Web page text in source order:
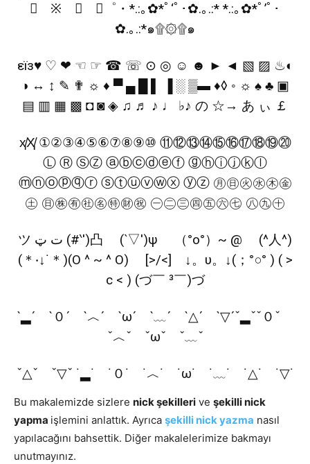
╲ ※ ☆ ★゜・*.:｡✿*ﾟ‘ﾟ･✿.｡.:* *.:｡✿*ﾟ’ﾟ･
✿.｡.:*๑۩۞۩๑
εїз♥ ♡ ❤ ☜ ☞ ☎ ☏ ⊙ ◎ ☺ ☻ ► ◄ ▧ ▨ ♨◐
◑ ↔ ↕ ✎ ✟ ☼ ♦ ▀ ▄ █ ▌ ▐ ░ ▒▬ ♦◊ ◦ ☼ ♠ ♣ ▣
▤ ▥ ▦ ▩ ◘ ◙ ◈ ♫ ♬ ♪ ♩ ♭♪ の ☆→ あ ぃ ￡
ҳ̸Ҳ̸ҳ ①②③④⑤⑥⑦⑧⑨⑩ ⑪⑫⑬⑭⑮⑯⑰⑱⑲⑳
Ⓛ Ⓡ ⓈⓏ ⓐⓑⓒⓓⓔⓕ ⓖⓗⓘⓙⓚⓛ
ⓜⓝⓞⓟⓠⓡ ⓢⓣⓤⓥⓦⓧ ⓨⓩ ㊊㊐㊋㊌㊍㊎
㊏ ㊐㊑㊒㊓㊔㊕㊖㊗ ㊀㊁㊂㊃㊄㊅㊆ ㊇㊈㊉
ツ ت ټ (#‵′)凸 (‵▽′)ψ （°ο°）~ @ (^人^)
(＊‧↓˙＊)(O ^ ~ ^ O) [>/<] ↓。υ。↓(；°○° ) ( >
c < ) (づ￣ ³￣)づ
ˋ▂ˊ ˋ０ˊ ˋ︿ˊ ˋωˊ ˋ﹏ˊ ˋ△ˊ ˋ▽ˊˇ▂ˇˇ０ˇ
ˇ︿ˇ ˇωˇ ˇ﹏ˇ
ˇ△ˇ ˇ▽ˇ ˙▂˙ ˙０˙ ˙︿˙ ˙ω˙ ˙﹏˙ ˙△˙ ˙▽˙
Bu makalemizde sizlere nick şekilleri ve şekilli nick
yapma işlemini anlattık. Ayrıca şekilli nick yazma nasıl
yapılacağını bahsettik. Diğer makalelerimize bakmayı
unutmayınız.